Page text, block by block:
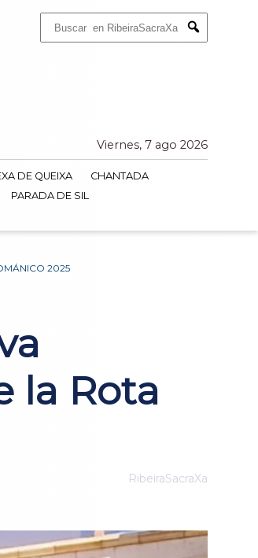
Submit
Viernes, 7 ago 2026
DE QUEIXA
CHANTADA
PARADA DE SIL
2025
la Rota
RibeiraSacraXa